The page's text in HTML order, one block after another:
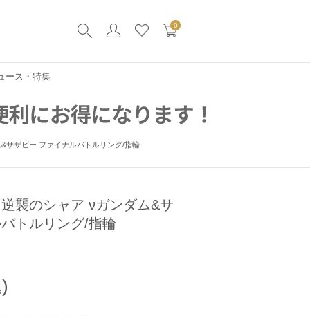
0
ース・特集
サザビー ファイナルバトルリング/指輪
襲のシャア νガンダム&サ
トルリング/指輪